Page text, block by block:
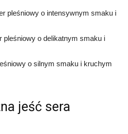
pleśniowy o intensywnym smaku i
pleśniowy o delikatnym smaku i
o silnym smaku i kruchym
jeść sera